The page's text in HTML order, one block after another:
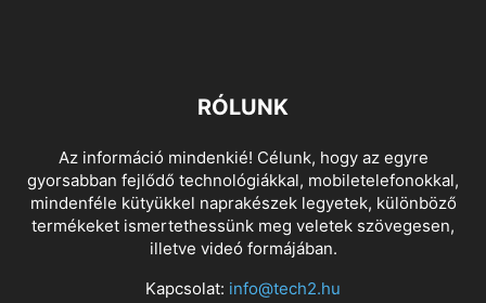
RÓLUNK
Az információ mindenkié! Célunk, hogy az egyre
gyorsabban fejlődő technológiákkal, mobiletelefonokkal,
mindenféle kütyükkel naprakészek legyetek, különböző
termékeket ismertethessünk meg veletek szövegesen,
illetve videó formájában.
Kapcsolat: info@tech2.hu